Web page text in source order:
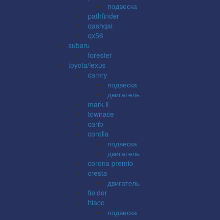
подвеска
pathfinder
qashqai
qx56
subaru
forester
toyota/lexus
camry
подвеска
двигатель
mark ii
townace
carib
corolla
подвеска
двигатель
corona premio
cresta
двигатель
fielder
hiace
подвеска